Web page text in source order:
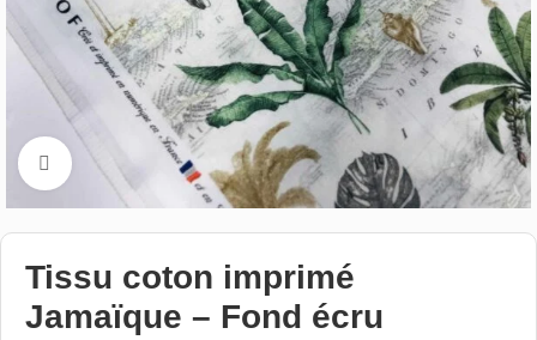
Cliquez pour aggrandir
Tissu coton imprimé
Jamaïque – Fond écru